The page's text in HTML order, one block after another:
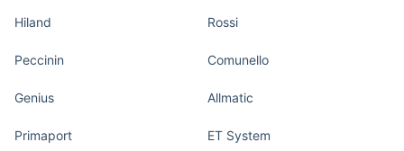
Hiland Rossi
Peccinin Comunello
Genius Allmatic
Primaport ET System